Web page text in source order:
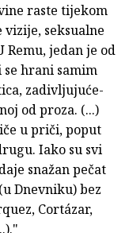
raste tijekom
seksualne
Remu, jedan je od
hrani samim
zadivljujuće-
od proza. (...)
u priči, poput
Iako su svi
snažan pečat
Dnevniku) bez
Cortázar,